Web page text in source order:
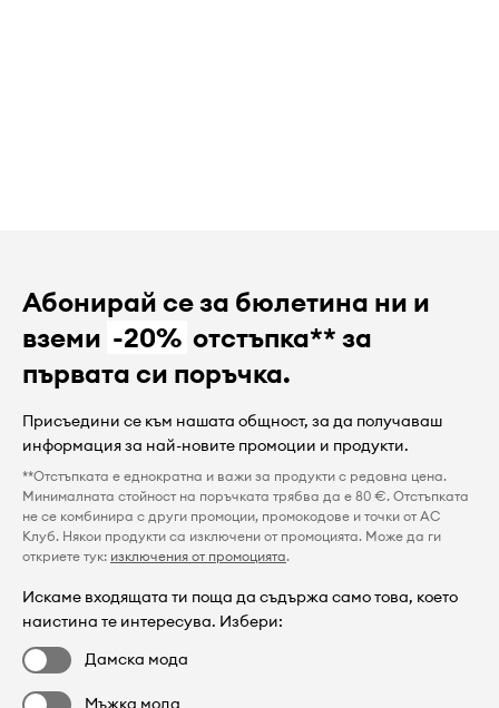
Абонирай се за бюлетина ни и
вземи -20% отстъпка** за
първата си поръчка.
Присъедини се към нашата общност, за да получаваш
информация за най-новите промоции и продукти.
**Отстъпката е еднократна и важи за продукти с редовна цена.
Минималната стойност на поръчката трябва да е 80 €. Отстъпката
не се комбинира с други промоции, промокодове и точки от AC
Клуб. Някои продукти са изключени от промоцията. Може да ги
откриете тук: изключения от промоцията.
Искаме входящата ти поща да съдържа само това, което
наистина те интересува. Избери:
Дамска мода
Мъжка мода